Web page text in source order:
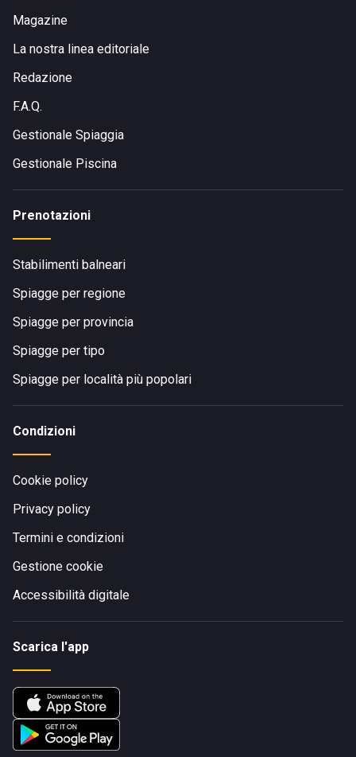
Magazine
La nostra linea editoriale
Redazione
F.A.Q.
Gestionale Spiaggia
Gestionale Piscina
Prenotazioni
Stabilimenti balneari
Spiagge per regione
Spiagge per provincia
Spiagge per tipo
Spiagge per località più popolari
Condizioni
Cookie policy
Privacy policy
Termini e condizioni
Gestione cookie
Accessibilità digitale
Scarica l'app